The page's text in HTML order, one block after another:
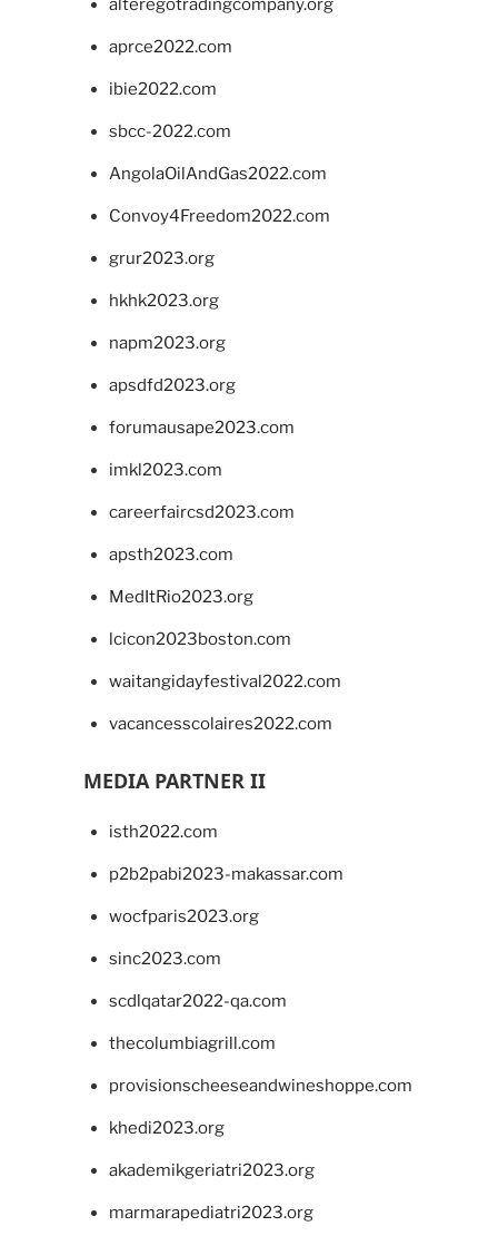
alteregotradingcompany.org
aprce2022.com
ibie2022.com
sbcc-2022.com
AngolaOilAndGas2022.com
Convoy4Freedom2022.com
grur2023.org
hkhk2023.org
napm2023.org
apsdfd2023.org
forumausape2023.com
imkl2023.com
careerfaircsd2023.com
apsth2023.com
MedItRio2023.org
lcicon2023boston.com
waitangidayfestival2022.com
vacancesscolaires2022.com
MEDIA PARTNER II
isth2022.com
p2b2pabi2023-makassar.com
wocfparis2023.org
sinc2023.com
scdlqatar2022-qa.com
thecolumbiagrill.com
provisionscheeseandwineshoppe.com
khedi2023.org
akademikgeriatri2023.org
marmarapediatri2023.org